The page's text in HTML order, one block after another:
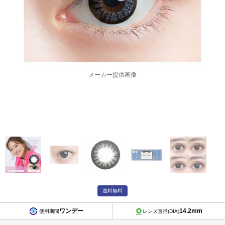
送料無料
使用期間ワンデー レンズ直径(DIA)14.2mm